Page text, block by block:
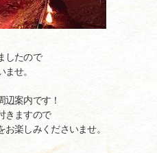
したので
せ。
案内です！
きますので
楽しみくださいませ。